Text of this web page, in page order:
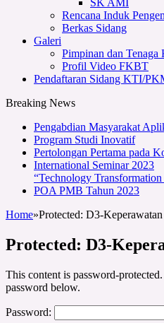
Rencana Induk
Berkas Sidang
Galeri
Pimpinan dan Tenaga
Profil Video FKBT
Pendaftaran Sidang KTI/
Breaking News
Pengabdian Masyarakat
Program Studi Inovatif
Pertolongan Pertama pada
International Seminar 2023
“Technology
POA PMB Tahun 2023
Home»Protected: D3-Keperawatan
Protected: D3-
This content is password-
password below.
Password: